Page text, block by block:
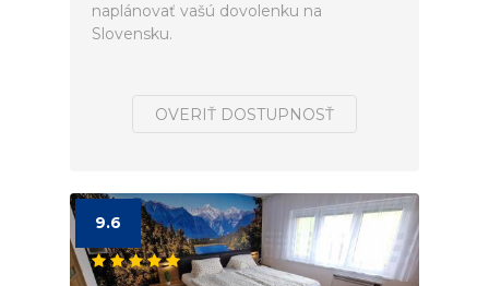
naplánovať vašú dovolenku na
Slovensku.
OVERIŤ DOSTUPNOSŤ
9.6